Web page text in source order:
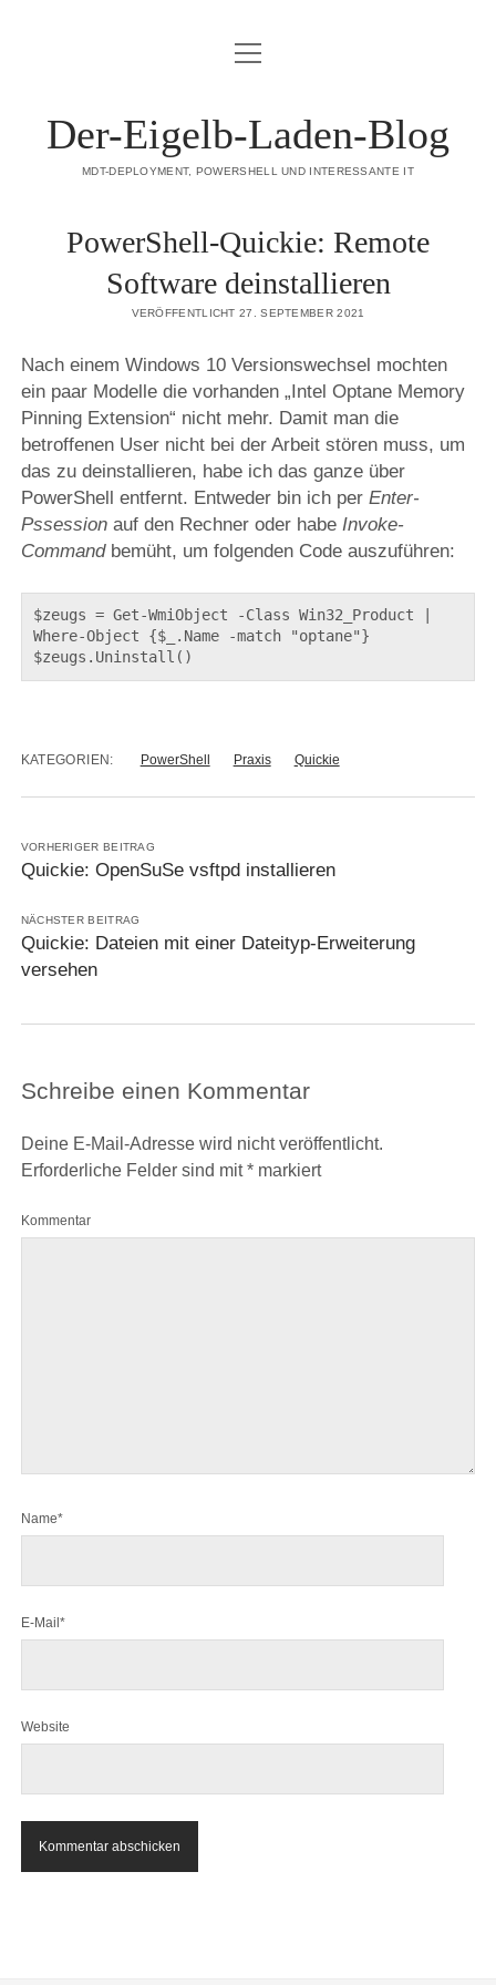
DATENSCHUTZERKLÄRUNG
Menü
öffnen
Der-Eigelb-Laden-Blog
MDT-DEPLOYMENT, POWERSHELL UND INTERESSANTE IT
PowerShell-Quickie: Remote
Software deinstallieren
VERÖFFENTLICHT 27. SEPTEMBER 2021
Nach einem Windows 10 Versionswechsel mochten
ein paar Modelle die vorhanden „Intel Optane Memory
Pinning Extension“ nicht mehr. Damit man die
betroffenen User nicht bei der Arbeit stören muss, um
das zu deinstallieren, habe ich das ganze über
PowerShell entfernt. Entweder bin ich per Enter-
Pssessionauf den Rechner oder habe Invoke-
Commandbemüht, um folgenden Code auszuführen:
$zeugs = Get-WmiObject -Class Win32_Product |
Where-Object {$_.Name -match "optane"}
KATEGORIEN: PowerShell Praxis Quickie
VORHERIGER BEITRAG
Quickie: OpenSuSe vsftpd installieren
NÄCHSTER BEITRAG
Quickie: Dateien mit einer Dateityp-Erweiterung
versehen
Schreibe einen Kommentar
Deine E-Mail-Adresse wird nicht veröffentlicht.
Erforderliche Felder sind mit*markiert
Kommentar
Name*
E-Mail*
Website